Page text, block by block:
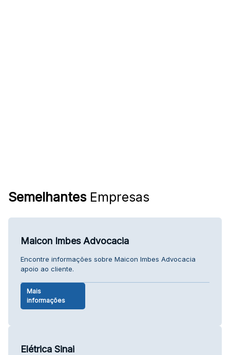
SemelhantesEmpresas
Maicon Imbes Advocacia
Encontre informações sobre Maicon Imbes Advocacia
apoio ao cliente.
Mais
informações
Elétrica Sinai